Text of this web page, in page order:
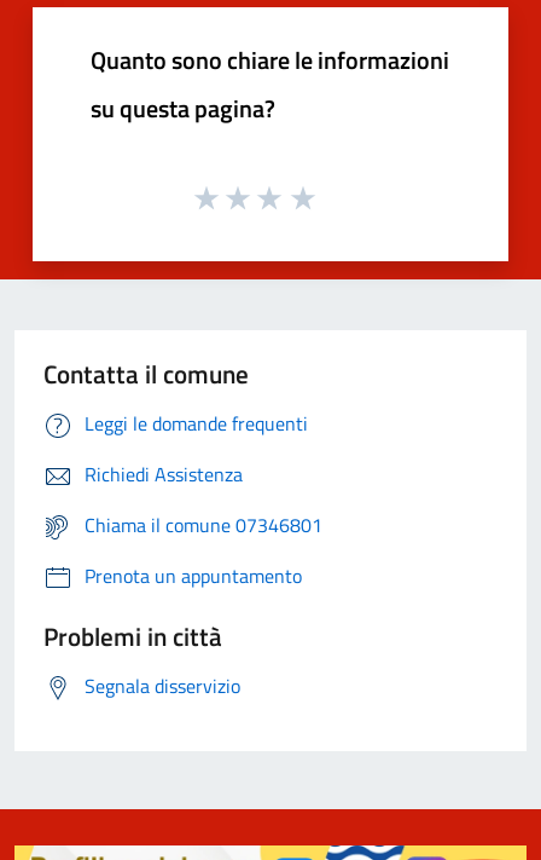
Quanto sono chiare le informazioni
su questa pagina?
Contatta il comune
Leggi le domande frequenti
Richiedi Assistenza
Chiama il comune 07346801
Prenota un appuntamento
Problemi in città
Segnala disservizio